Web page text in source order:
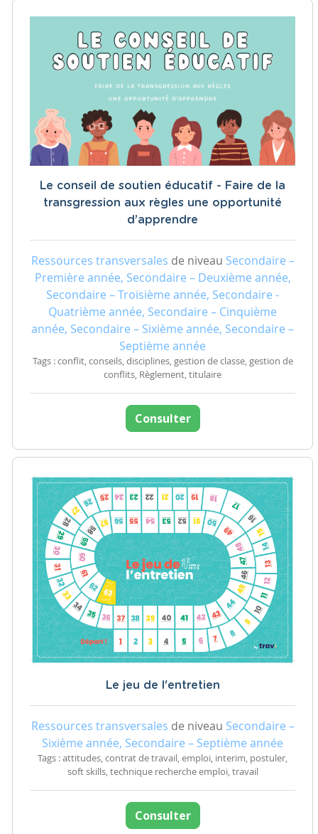
Le conseil de soutien éducatif - Faire de la
transgression aux règles une opportunité
d’apprendre
Ressources transversales de niveau Secondaire –
Première année, Secondaire – Deuxième année,
Secondaire – Troisième année, Secondaire -
Quatrième année, Secondaire – Cinquième
année, Secondaire – Sixième année, Secondaire –
Septième année
Tags : conflit, conseils, disciplines, gestion de classe, gestion de
conflits, Règlement, titulaire
Consulter
Le jeu de l'entretien
Ressources transversales de niveau Secondaire –
Sixième année, Secondaire – Septième année
Tags : attitudes, contrat de travail, emploi, interim, postuler,
soft skills, technique recherche emploi, travail
Consulter